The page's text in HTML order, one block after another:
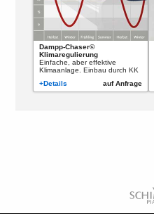
Dampp-Chaser©
Klimaregulierung
Einfache, aber effektive
Klimaanlage. Einbau durch KK
+Details
auf Anfrage